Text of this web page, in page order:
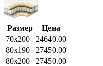
Размер
Цена
70x200
24640.00
80x190
27450.00
80x200
27450.00